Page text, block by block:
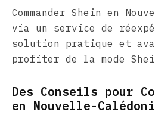
Commander Shein en
via un service de
solution pratique et
profiter de la mode
Des Conseils pour
en Nouvelle-